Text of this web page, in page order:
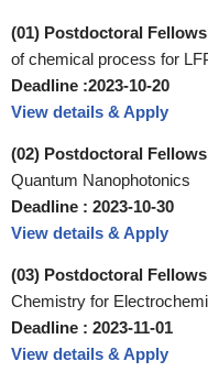
(01) Postdoctoral
of chemical process for
Deadline :2023-10-20
View details & Apply
(02) Postdoctoral
Quantum Nanophotonics
Deadline : 2023-10-30
View details & Apply
(03) Postdoctoral
Chemistry for
Deadline : 2023-11-01
View details & Apply